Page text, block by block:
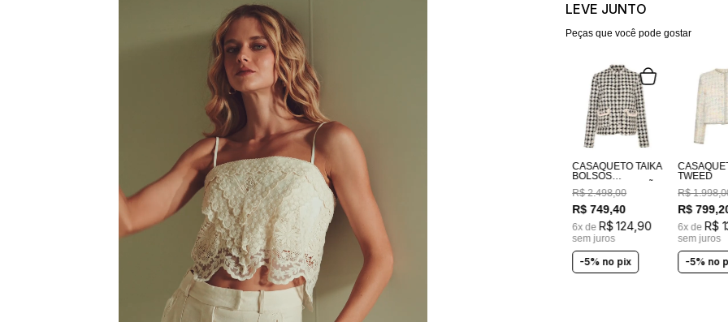
LEVE JUNTO
Peças que você pode gostar
CASAQUETO TAIKA
BOLSOS
BORDADOS A MÃO
R$ 2.498,00
R$ 749,40
6x de R$ 124,90
sem juros
-5% no pix
TWEED
R$ 1.998,
R$ 799,
6x de R$
sem juros
-5% no